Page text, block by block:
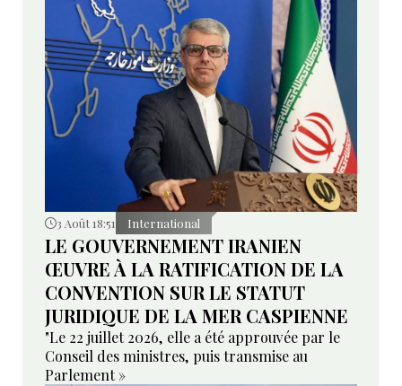
3 Août 18:51 International
LE GOUVERNEMENT IRANIEN
ŒUVRE À LA RATIFICATION DE LA
CONVENTION SUR LE STATUT
JURIDIQUE DE LA MER CASPIENNE
"Le 22 juillet 2026, elle a été approuvée par le
Conseil des ministres, puis transmise au
Parlement »